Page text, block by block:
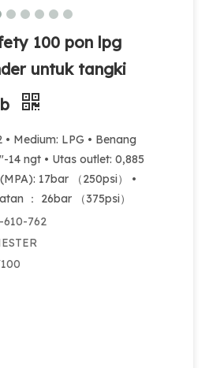
100 pon lpg
untuk tangki
Medium: LPG • Benang
14 ngt • Utas outlet: 0,885
17bar （250psi） •
： 26bar （375psi）
610-762